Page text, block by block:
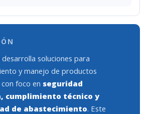
soluciones para
y manejo de productos
foco en seguridad
cumplimiento técnico y
de abastecimiento. Este